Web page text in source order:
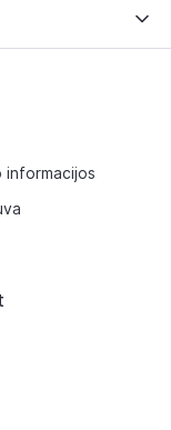
informacijos